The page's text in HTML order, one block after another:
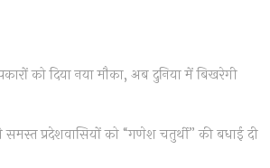
को दिया नया मौका, अब दुनिया में बिखरेगी
समस्त प्रदेशवासियों को “गणेश चतुर्थी” की बधाई दी